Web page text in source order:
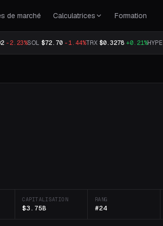
de marché Calculatrices Formation
-2.23%SOL $72.70 -1.44%TRX $0.3278 +0.21%HYPE
CAPITALISATION
$3.75B
RANG
#24